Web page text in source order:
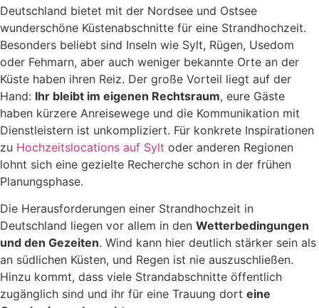
Deutschland bietet mit der Nordsee und Ostsee
wunderschöne Küstenabschnitte für eine Strandhochzeit.
Besonders beliebt sind Inseln wie Sylt, Rügen, Usedom
oder Fehmarn, aber auch weniger bekannte Orte an der
Küste haben ihren Reiz. Der große Vorteil liegt auf der
Hand: Ihr bleibt im eigenen Rechtsraum, eure Gäste
haben kürzere Anreisewege und die Kommunikation mit
Dienstleistern ist unkompliziert. Für konkrete Inspirationen
zu Hochzeitslocations auf Sylt oder anderen Regionen
lohnt sich eine gezielte Recherche schon in der frühen
Planungsphase.
Die Herausforderungen einer Strandhochzeit in
Deutschland liegen vor allem in den Wetterbedingungen
und den Gezeiten. Wind kann hier deutlich stärker sein als
an südlichen Küsten, und Regen ist nie auszuschließen.
Hinzu kommt, dass viele Strandabschnitte öffentlich
zugänglich sind und ihr für eine Trauung dort eine